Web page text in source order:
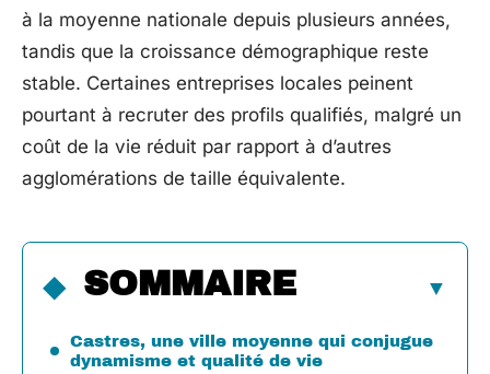
à la moyenne nationale depuis plusieurs années,
tandis que la croissance démographique reste
stable. Certaines entreprises locales peinent
pourtant à recruter des profils qualifiés, malgré un
coût de la vie réduit par rapport à d’autres
agglomérations de taille équivalente.
SOMMAIRE
Castres, une ville moyenne qui conjugue
dynamisme et qualité de vie